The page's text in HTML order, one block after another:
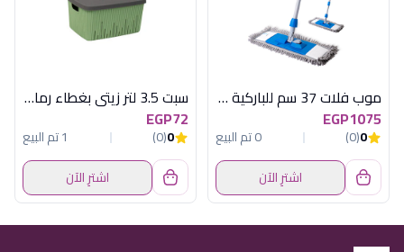
موب فلات 37 سم للباركية بخزان كلينر
EGP1075
0
(0)
0 تم البيع
اشترِ الآن
سبت 3.5 لتر زيتى بغطاء رمادى هيريفين
EGP72
0
(0)
1 تم البيع
اشترِ الآن